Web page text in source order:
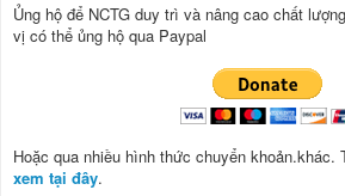
Ủng hộ để NCTG duy trì và nâng cao chất
vị có thể ủng hộ qua Paypal
Hoặc qua nhiều hình thức chuyển khoản.khác.
xem tại đây.